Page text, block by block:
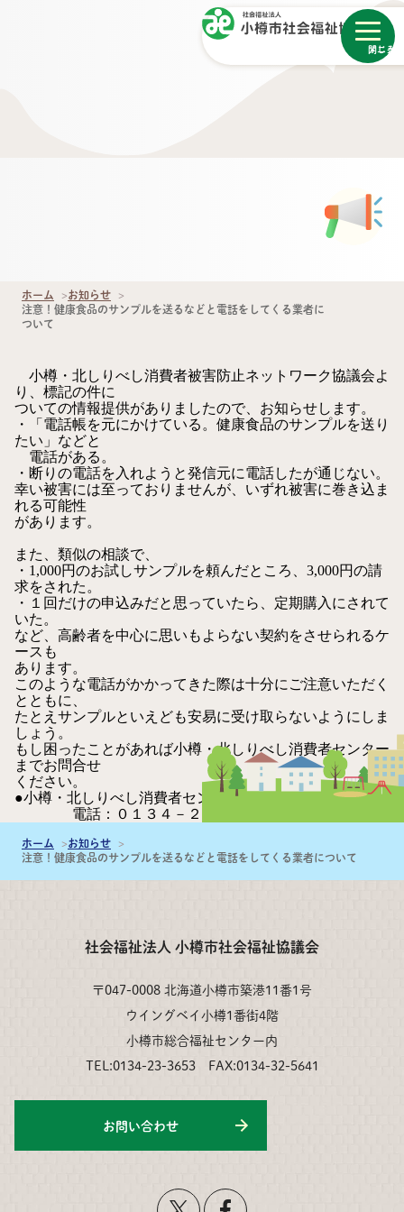
メニュー
閉じる
ホーム
お知らせ
注意！健康食品のサンプルを送るなどと電話をしてくる業者に
ついて
小樽・北しりべし消費者被害防止ネットワーク協議会よ
り、標記の件に
ついての情報提供がありましたので、お知らせします。
・「電話帳を元にかけている。健康食品のサンプルを送り
たい」などと
電話がある。
・断りの電話を入れようと発信元に電話したが通じない。
幸い被害には至っておりませんが、いずれ被害に巻き込ま
れる可能性
があります。
また、類似の相談で、
・1,000円のお試しサンプルを頼んだところ、3,000円の請
求をされた。
・１回だけの申込みだと思っていたら、定期購入にされて
いた。
など、高齢者を中心に思いもよらない契約をさせられるケ
ースも
あります。
このような電話がかかってきた際は十分にご注意いただく
とともに、
たとえサンプルといえども安易に受け取らないようにしま
しょう。
もし困ったことがあれば小樽・北しりべし消費者センター
までお問合せ
ください。
●小樽・北しりべし消費者センター
電話：０１３４－２３－７８５１
ホーム
お知らせ
注意！健康食品のサンプルを送るなどと電話をしてくる業者について
社会福祉法人 小樽市社会福祉協議会
〒047-0008 北海道小樽市築港11番1号
ウイングベイ小樽1番街4階
小樽市総合福祉センター内
TEL:0134-23-3653 FAX:0134-32-5641
お問い合わせ